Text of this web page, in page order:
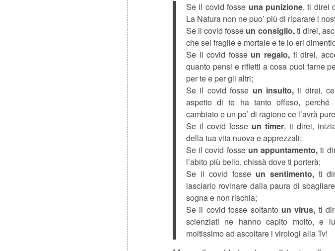
Se il covid fosse una punizione, ti direi
La Natura non ne puo’ più di riparare i
Se il covid fosse un consiglio,ti direi,
che sei fragile e mortale e te lo eri
Se il covid fosse un regalo, ti direi,
quanto pensi e rifletti a cosa puoi farne
per te e per gli altri;
Se il covid fosse un insulto,ti direi,
aspetto di te ha tanto offeso,
cambiato e un po’ di ragione ce l’avrà
Se il covid fosse un timer, ti direi,
della tua vita nuova e apprezzali;
Se il covid fosse un appuntamento, ti
l’abito più bello, chissà dove ti porterà;
Se il covid fosse un sentimento,ti
lasciarlo rovinare dalla paura di
sogna e non rischia;
Se il covid fosse soltanto un virus, ti
scienziati ne hanno capito molto, e
moltissimo ad ascoltare i virologi alla Tv!